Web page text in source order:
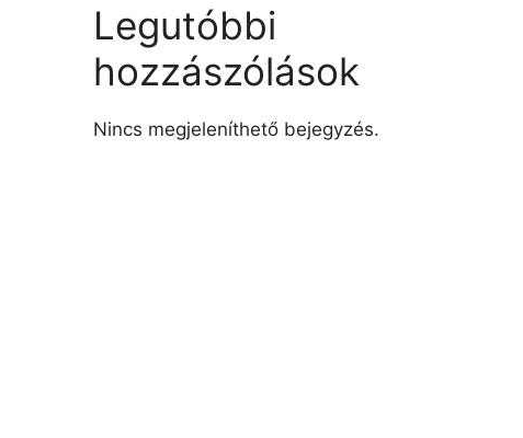
Legutóbbi
hozzászólások
Nincs megjeleníthető bejegyzés.